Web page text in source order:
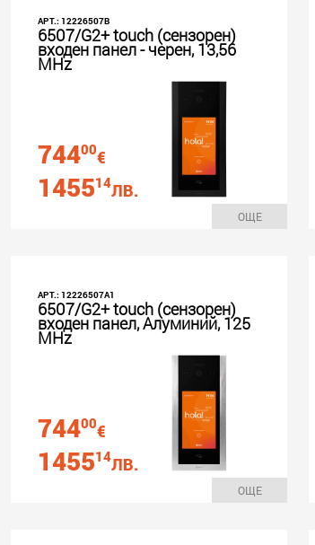
АРТ.: 12226507B
6507/G2+ touch (сензорен)
входен панел - черен, 13,56
MHz
74400€
145514ЛВ.
ОЩЕ
АРТ.: 12226507A1
6507/G2+ touch (сензорен)
входен панел, Алуминий, 125
MHz
74400€
145514ЛВ.
ОЩЕ